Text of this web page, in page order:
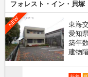
フォレスト・イン・貝塚
NEW
東海
愛知
築年数
建物